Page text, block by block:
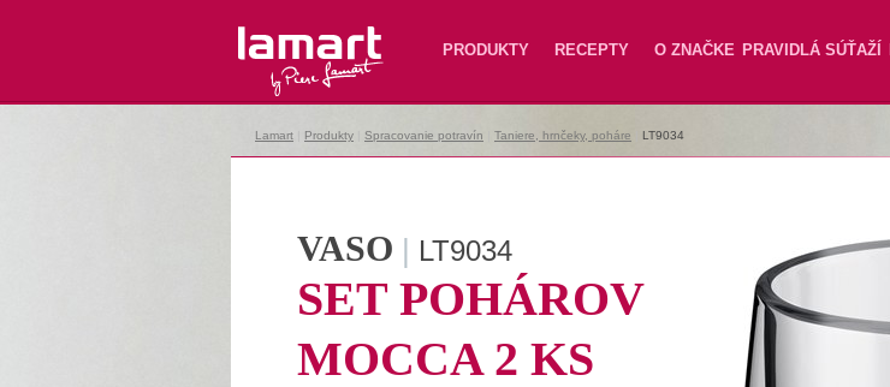
Lamart PRODUKTY RECEPTY O ZNAČKE PRAVIDLÁ SÚŤAŽÍ
Lamart Produkty Spracovanie potravín Taniere, hrnčeky, poháre LT9034
VASO | LT9034
SET POHÁROV
MOCCA 2 KS